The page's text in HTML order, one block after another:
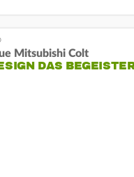
Mitsubishi Colt
DAS